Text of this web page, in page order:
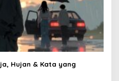
Hujan & Kata yang